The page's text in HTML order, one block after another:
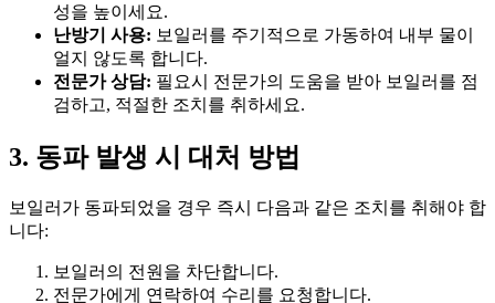
성을 높이세요.
난방기 사용: 보일러를 주기적으로 가동하여 내부 물이
얼지 않도록 합니다.
전문가 상담: 필요시 전문가의 도움을 받아 보일러를 점
검하고, 적절한 조치를 취하세요.
3. 동파 발생 시 대처 방법
보일러가 동파되었을 경우 즉시 다음과 같은 조치를 취해야 합
니다:
보일러의 전원을 차단합니다.
전문가에게 연락하여 수리를 요청합니다.